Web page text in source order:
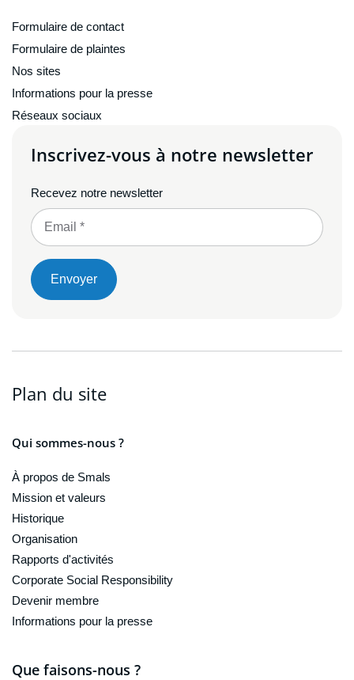
Formulaire de contact
Formulaire de plaintes
Nos sites
Informations pour la presse
Réseaux sociaux
Inscrivez-vous à notre newsletter
Recevez notre newsletter
Envoyer
Plan du site
Qui sommes-nous ?
À propos de Smals
Mission et valeurs
Historique
Organisation
Rapports d'activités
Corporate Social Responsibility
Devenir membre
Informations pour la presse
Que faisons-nous ?